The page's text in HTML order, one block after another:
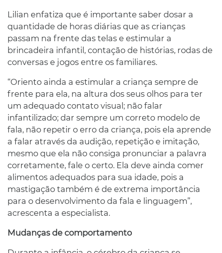
Lilian enfatiza que é importante saber dosar a
quantidade de horas diárias que as crianças
passam na frente das telas e estimular a
brincadeira infantil, contação de histórias, rodas de
conversas e jogos entre os familiares.
“Oriento ainda a estimular a criança sempre de
frente para ela, na altura dos seus olhos para ter
um adequado contato visual; não falar
infantilizado; dar sempre um correto modelo de
fala, não repetir o erro da criança, pois ela aprende
a falar através da audição, repetição e imitação,
mesmo que ela não consiga pronunciar a palavra
corretamente, fale o certo. Ela deve ainda comer
alimentos adequados para sua idade, pois a
mastigação também é de extrema importância
para o desenvolvimento da fala e linguagem”,
acrescenta a especialista.
Mudanças de comportamento